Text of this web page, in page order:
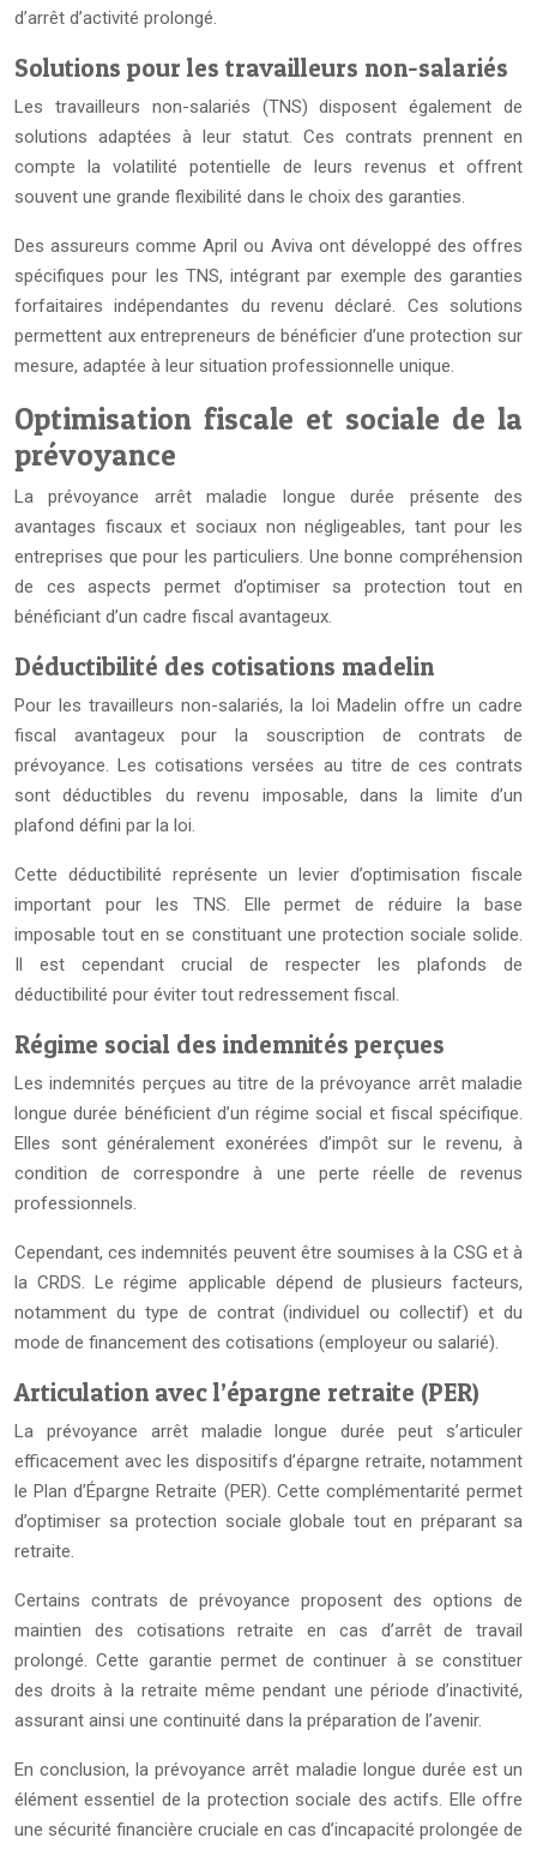
d’arrêt d’activité prolongé.
Solutions pour les travailleurs non-salariés
Les travailleurs non-salariés (TNS) disposent également de
solutions adaptées à leur statut. Ces contrats prennent en
compte la volatilité potentielle de leurs revenus et offrent
souvent une grande flexibilité dans le choix des garanties.
Des assureurs comme April ou Aviva ont développé des offres
spécifiques pour les TNS, intégrant par exemple des garanties
forfaitaires indépendantes du revenu déclaré. Ces solutions
permettent aux entrepreneurs de bénéficier d’une protection sur
mesure, adaptée à leur situation professionnelle unique.
Optimisation fiscale et sociale de la
prévoyance
La prévoyance arrêt maladie longue durée présente des
avantages fiscaux et sociaux non négligeables, tant pour les
entreprises que pour les particuliers. Une bonne compréhension
de ces aspects permet d’optimiser sa protection tout en
bénéficiant d’un cadre fiscal avantageux.
Déductibilité des cotisations madelin
Pour les travailleurs non-salariés, la loi Madelin offre un cadre
fiscal avantageux pour la souscription de contrats de
prévoyance. Les cotisations versées au titre de ces contrats
sont déductibles du revenu imposable, dans la limite d’un
plafond défini par la loi.
Cette déductibilité représente un levier d’optimisation fiscale
important pour les TNS. Elle permet de réduire la base
imposable tout en se constituant une protection sociale solide.
Il est cependant crucial de respecter les plafonds de
déductibilité pour éviter tout redressement fiscal.
Régime social des indemnités perçues
Les indemnités perçues au titre de la prévoyance arrêt maladie
longue durée bénéficient d’un régime social et fiscal spécifique.
Elles sont généralement exonérées d’impôt sur le revenu, à
condition de correspondre à une perte réelle de revenus
professionnels.
Cependant, ces indemnités peuvent être soumises à la CSG et à
la CRDS. Le régime applicable dépend de plusieurs facteurs,
notamment du type de contrat (individuel ou collectif) et du
mode de financement des cotisations (employeur ou salarié).
Articulation avec l’épargne retraite (PER)
La prévoyance arrêt maladie longue durée peut s’articuler
efficacement avec les dispositifs d’épargne retraite, notamment
le Plan d’Épargne Retraite (PER). Cette complémentarité permet
d’optimiser sa protection sociale globale tout en préparant sa
retraite.
Certains contrats de prévoyance proposent des options de
maintien des cotisations retraite en cas d’arrêt de travail
prolongé. Cette garantie permet de continuer à se constituer
des droits à la retraite même pendant une période d’inactivité,
assurant ainsi une continuité dans la préparation de l’avenir.
En conclusion, la prévoyance arrêt maladie longue durée est un
élément essentiel de la protection sociale des actifs. Elle offre
une sécurité financière cruciale en cas d’incapacité prolongée de